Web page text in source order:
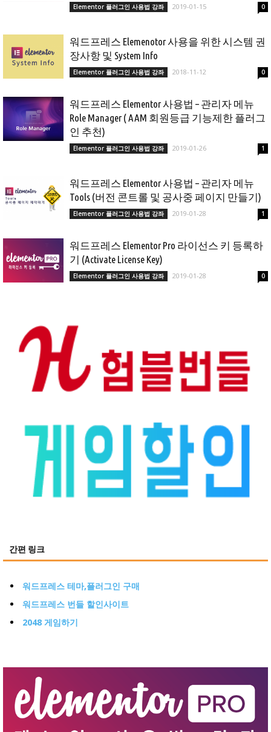
Elementor 플러그인 사용법 강좌 2019-01-15 0
워드프레스 Elemenotor 사용을 위한 시스템 권
장사항 및 System Info
Elementor 플러그인 사용법 강좌 2018-11-12 0
워드프레스 Elementor 사용법 – 관리자 메뉴
Role Manager ( AAM 회원등급 기능제한 플러그
인 추천)
Elementor 플러그인 사용법 강좌 2019-01-26 1
워드프레스 Elementor 사용법 – 관리자 메뉴
Tools (버전 콘트롤 및 공사중 페이지 만들기)
Elementor 플러그인 사용법 강좌 2019-01-28 1
워드프레스 Elementor Pro 라이선스 키 등록하
기 (Activate License Key)
Elementor 플러그인 사용법 강좌 2019-01-28 0
간편 링크
워드프레스 테마,플러그인 구매
워드프레스 번들 할인사이트
2048 게임하기